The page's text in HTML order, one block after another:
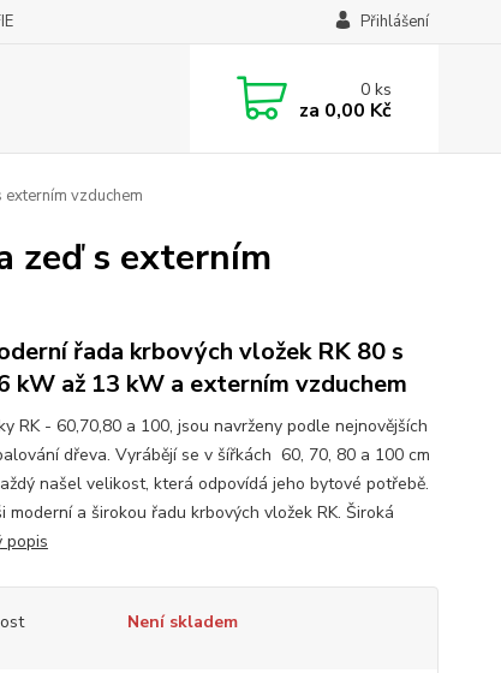
Přihlášení
0ks
za 0,00 Kč
externím vzduchem
zeď s externím
řada krbových vložek RK 80 s
kW až 13 kW a externím vzduchem
RK - 60,70,80 a 100, jsou navrženy podle nejnovějších
dřeva. Vyrábějí se v šířkách 60, 70, 80 a 100 cm
našel velikost, která odpovídá jeho bytové potřebě.
moderní a širokou řadu krbových vložek RK. Široká
popis
Není skladem